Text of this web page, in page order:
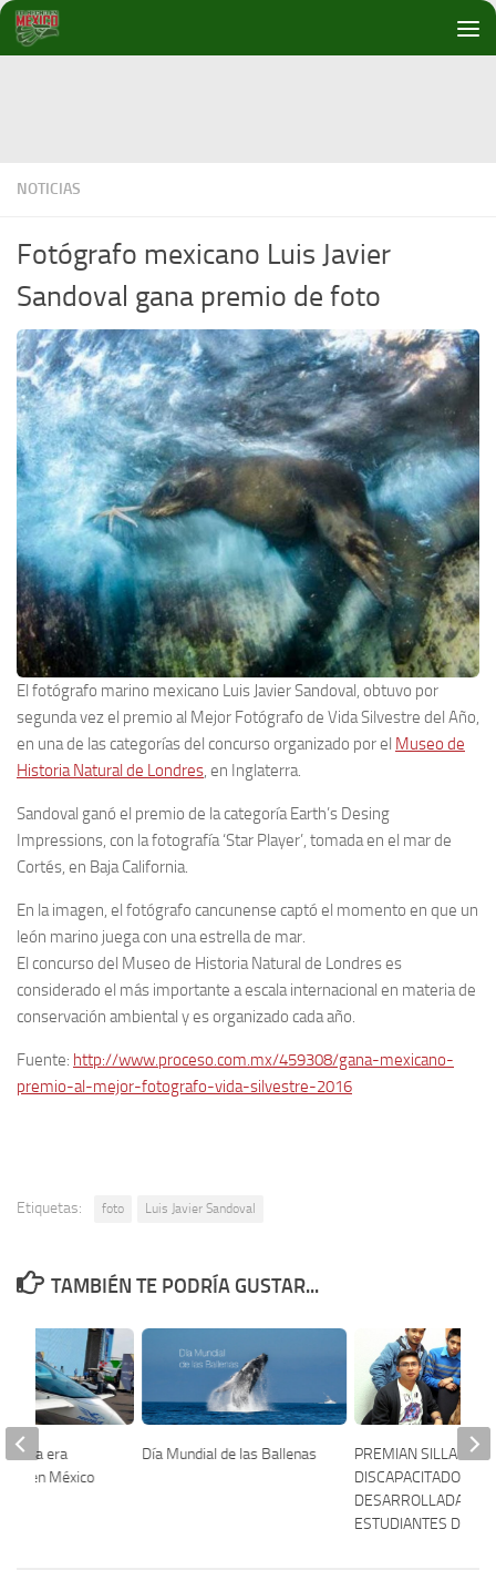
Debajo del contenido
NOTICIAS
Fotógrafo mexicano Luis Javier
Sandoval gana premio de foto
El fotógrafo marino mexicano Luis Javier Sandoval, obtuvo por
segunda vez el premio al Mejor Fotógrafo de Vida Silvestre del Año,
en una de las categorías del concurso organizado por el Museo de
Historia Natural de Londres , en Inglaterra.
Sandoval ganó el premio de la categoría Earth’s Desing
Impressions, con la fotografía ‘Star Player’, tomada en el mar de
Cortés, en Baja California.
En la imagen, el fotógrafo cancunense captó el momento en que un
león marino juega con una estrella de mar.
El concurso del Museo de Historia Natural de Londres es
considerado el más importante a escala internacional en materia de
conservación ambiental y es organizado cada año.
Fuente: http://www.proceso.com.mx/459308/gana-mexicano-
premio-al-mejor-fotografo-vida-silvestre-2016
Etiquetas: foto Luis Javier Sandoval
TAMBIÉN TE PODRÍA GUSTAR...
Día Mundial de las Ballenas
PREMIAN SILLA
DISCAPACITADOS
DESARROLLADA POR
ESTUDIANTES DE LA
de la era
en México